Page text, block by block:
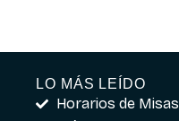
LO MÁS LEÍDO
Horarios de Misas